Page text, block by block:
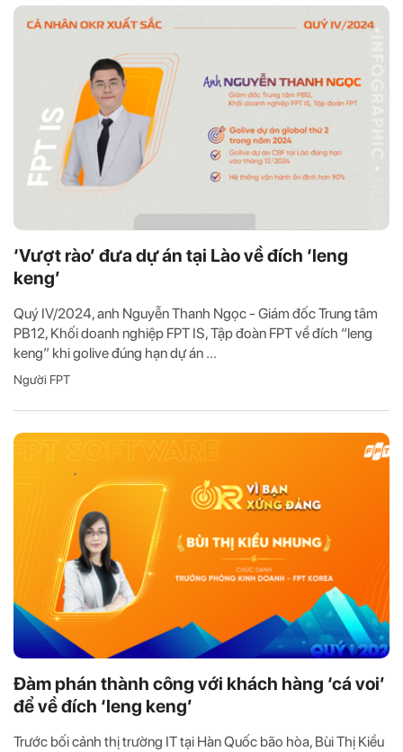
‘Vượt rào’ đưa dự án tại Lào về đích ‘leng
keng’
Quý IV/2024, anh Nguyễn Thanh Ngọc - Giám đốc Trung tâm
PB12, Khối doanh nghiệp FPT IS, Tập đoàn FPT về đích “leng
keng” khi golive đúng hạn dự án ...
Người FPT
Đàm phán thành công với khách hàng ‘cá voi’
để về đích ‘leng keng’
Trước bối cảnh thị trường IT tại Hàn Quốc bão hòa, Bùi Thị Kiều